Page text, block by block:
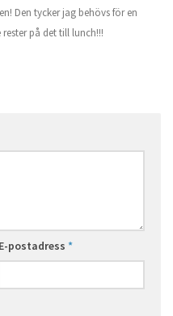
Den tycker jag behövs för en
på det till lunch!!!
E-postadress *